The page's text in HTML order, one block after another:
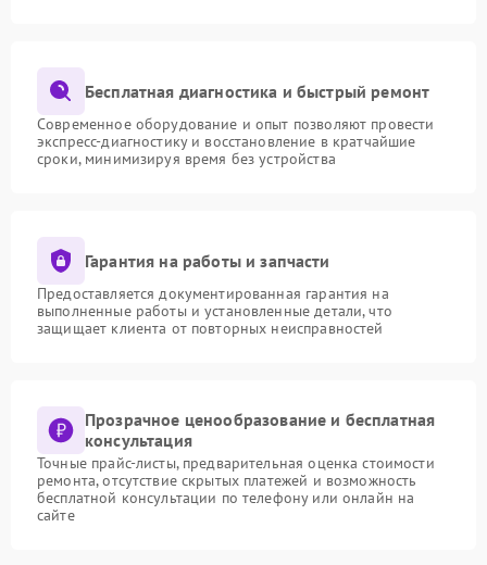
Бесплатная диагностика и быстрый ремонт
Современное оборудование и опыт позволяют провести
экспресс-диагностику и восстановление в кратчайшие
сроки, минимизируя время без устройства
Гарантия на работы и запчасти
Предоставляется документированная гарантия на
выполненные работы и установленные детали, что
защищает клиента от повторных неисправностей
Прозрачное ценообразование и бесплатная
консультация
Точные прайс-листы, предварительная оценка стоимости
ремонта, отсутствие скрытых платежей и возможность
бесплатной консультации по телефону или онлайн на
сайте